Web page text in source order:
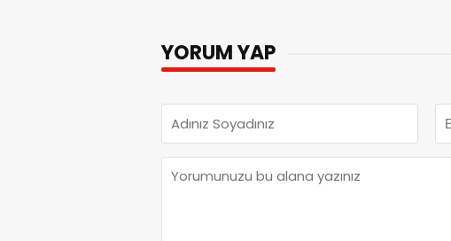
YORUM YAP